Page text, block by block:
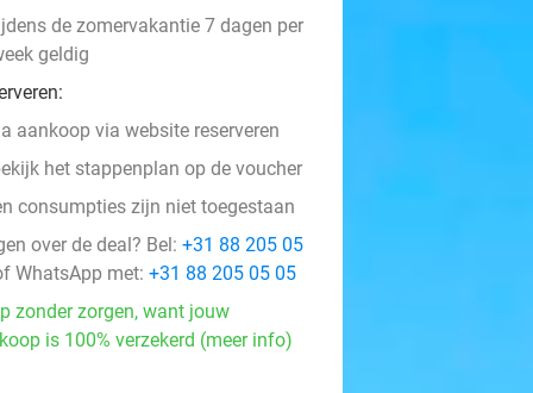
de zomervakantie 7 dagen per
geldig
aankoop via website reserveren
het stappenplan op de voucher
consumpties zijn niet toegestaan
over de deal? Bel: +31 88 205 05
WhatsApp met: +31 88 205 05 05
zonder zorgen, want jouw
is 100% verzekerd (meer info)